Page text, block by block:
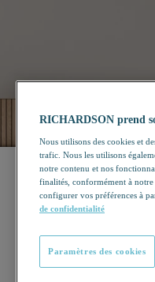
RICHARDSON prend
Nous utilisons des cookies et
trafic. Nous les utilisons
notre contenu et nos
finalités, conformément à
configurer vos préférences à
de confidentialité
Paramètres des cookies